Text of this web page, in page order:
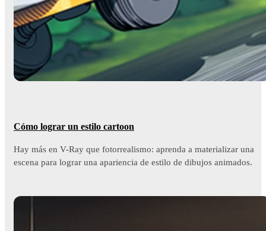
Cómo lograr un estilo cartoon
Hay más en V-Ray que fotorrealismo: aprenda a materializar una
escena para lograr una apariencia de estilo de dibujos animados.